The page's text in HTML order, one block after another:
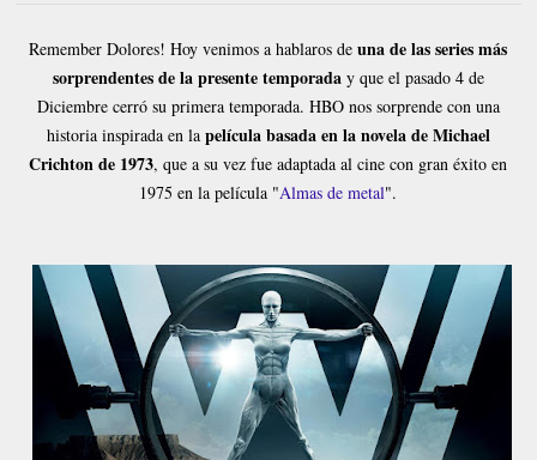
Remember Dolores! Hoy venimos a hablaros deuna de las series más
sorprendentes de la presente temporaday que el pasado 4 de
Diciembre cerró su primera temporada. HBO nos sorprende con una
historia inspirada en la película basada en la novela de Michael
Crichton de 1973, que a su vez fue adaptada al cine con gran éxito en
1975 en la película "Almas de metal".